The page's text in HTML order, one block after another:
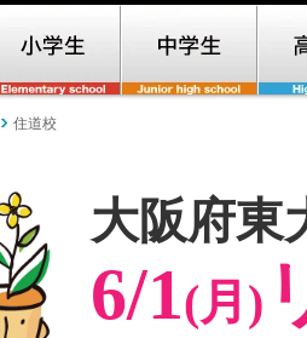
住道校
大阪府東
6/1(月)